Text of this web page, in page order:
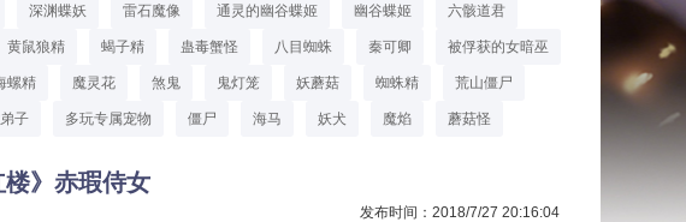
深渊蝶妖 雷石魔像 通灵的幽谷蝶姬 幽谷蝶姬 六骸道君
黄鼠狼精 蝎子精 蛊毒蟹怪 八目蜘蛛 秦可卿 被俘获的女暗巫
螺精 魔灵花 煞鬼 鬼灯笼 妖蘑菇 蜘蛛精 荒山僵尸
子 多玩专属宠物 僵尸 海马 妖犬 魔焰 蘑菇怪
楼》赤瑕侍女
发布时间：2018/7/27 20:16:04